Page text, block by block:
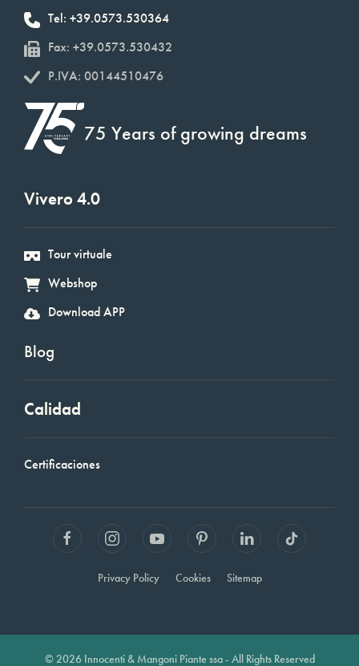
Tel: +39.0573.530364
Fax: +39.0573.530432
P.IVA: 00144510476
75 Years of growing dreams
Vivero 4.0
Tour virtuale
Webshop
Download APP
Blog
Calidad
Certificaciones
Privacy Policy Cookies Sitemap
© 2026 Innocenti & Mangoni Piante ssa - All Rights Reserved